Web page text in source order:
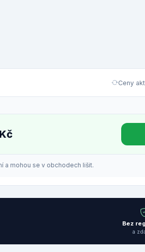
Ceny
a mohou se v obchodech lišit.
Bez
a